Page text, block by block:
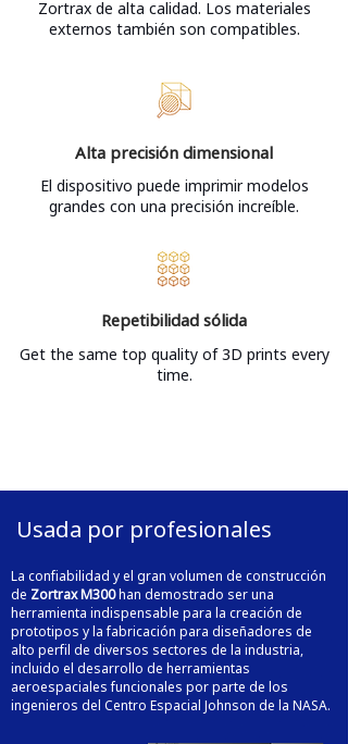
Zortrax de alta calidad. Los materiales
externos también son compatibles.
Alta precisión dimensional
El dispositivo puede imprimir modelos
grandes con una precisión increíble.
Repetibilidad sólida
Get the same top quality of 3D prints every
time.
Usada por profesionales
La confiabilidad y el gran volumen de construcción
de Zortrax M300han demostrado ser una
herramienta indispensable para la creación de
prototipos y la fabricación para diseñadores de
alto perfil de diversos sectores de la industria,
incluido el desarrollo de herramientas
aeroespaciales funcionales por parte de los
ingenieros del Centro Espacial Johnson de la NASA.